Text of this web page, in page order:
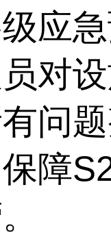
应
对
问
障